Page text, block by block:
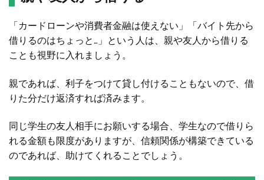
「カードローンや消費者金融は使えない」「バイト先から
借りるのはちょっと…」という人は、親や友人から借りる
ことも視野に入れましょう。
親であれば、利子をつけて貸し付けることもないので、借
りた分だけ返済すれば済みます。
同じ学生の友人相手にお願いする場合、学生なので借りら
れる金額も限度がありますが、信頼関係が構築できている
のであれば、助けてくれることでしょう。